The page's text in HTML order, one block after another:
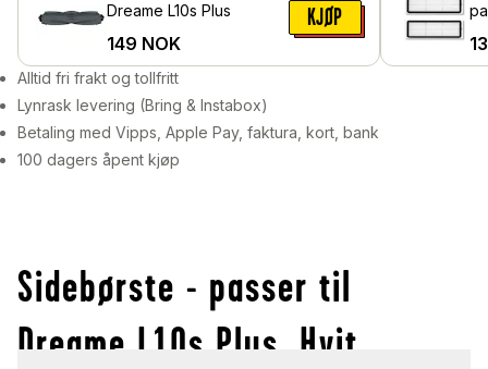
Dreame L10s Plus
149 NOK
KJØP
Alltid fri frakt og tollfritt
Lynrask levering (Bring & Instabox)
Betaling med Vipps, Apple Pay, faktura, kort, bank
100 dagers åpent kjøp
Sidebørste - passer til
Dreame L10s Plus, Hvit